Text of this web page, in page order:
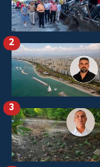
2
3